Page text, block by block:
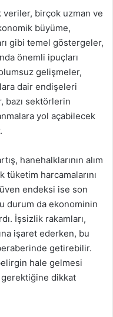
veriler, birçok uzman ve
büyüme,
gibi temel göstergeler,
önemli ipuçları
gelişmeler,
dair endişeleri
bazı sektörlerin
yol açabilecek
hanehalklarının alım
harcamalarını
endeksi ise son
durum da ekonominin
İşsizlik rakamları,
işaret ederken, bu
getirebilir.
hale gelmesi
gerektiğine dikkat